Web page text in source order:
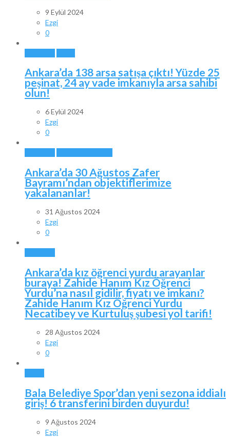
9 Eylül 2024
Ezgi
0
Ankara’da 138 arsa satışa çıktı! Yüzde 25
peşinat, 24 ay vade imkanıyla arsa sahibi
olun!
6 Eylül 2024
Ezgi
0
Ankara’da 30 Ağustos Zafer
Bayramı’ndan objektiflerimize
yakalananlar!
31 Ağustos 2024
Ezgi
0
Ankara’da kız öğrenci yurdu arayanlar
buraya! Zahide Hanım Kız Öğrenci
Yurdu’na nasıl gidilir, fiyatı ve imkanı?
Zahide Hanım Kız Öğrenci Yurdu
Necatibey ve Kurtuluş şubesi yol tarifi!
28 Ağustos 2024
Ezgi
0
Bala Belediye Spor’dan yeni sezona iddialı
giriş! 6 transferini birden duyurdu!
9 Ağustos 2024
Ezgi